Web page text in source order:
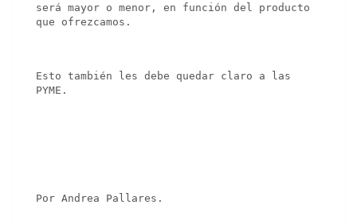
será mayor o menor, en función del producto
que ofrezcamos.
Esto también les debe quedar claro a las
PYME.
Por Andrea Pallares.